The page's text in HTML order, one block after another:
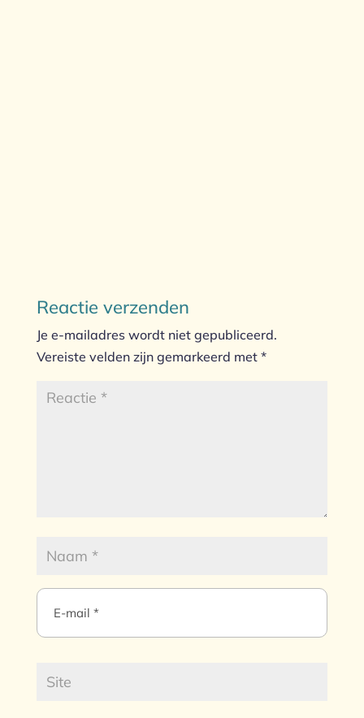
Reactie verzenden
Je e-mailadres wordt niet gepubliceerd.
Vereiste velden zijn gemarkeerd met *